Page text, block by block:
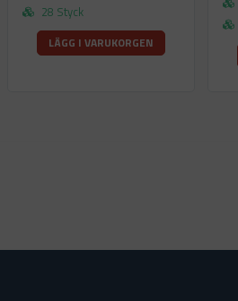
28 Styck
LÄGG I VARUKORGEN